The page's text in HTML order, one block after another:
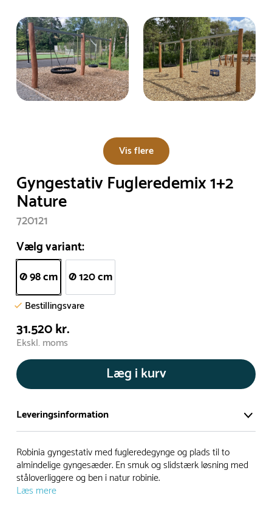
Vis flere
Gyngestativ Fugleredemix 1+2
Nature
720121
Vælg variant:
Ø 98 cm Ø 120 cm
Bestillingsvare
31.520 kr.
Ekskl. moms
Læg i kurv
Leveringsinformation
Vi har et stort og effektivt lager på ca. 6.000 kvadratmeter
med mere end 5.000 forskellige produkter på hylderne til
omgående levering.
Robinia gyngestativ med fugleredegynge og plads til to
almindelige gyngesæder. En smuk og slidstærk løsning med
ståloverliggere og ben i natur robinie.
Læs mere